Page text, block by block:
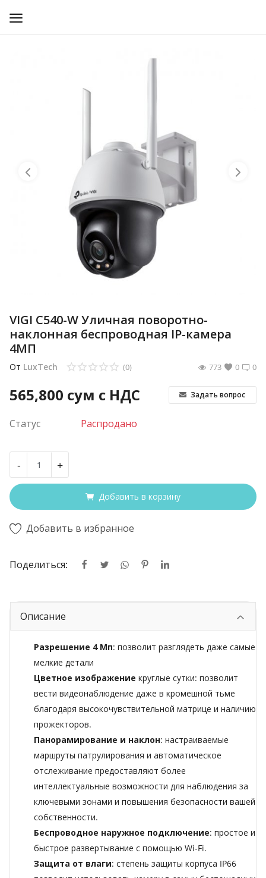
РЕШЕНИЯ ДЛЯ ДОМА
VIGI C540-W Уличная поворотно-
наклонная беспроводная IP-камера
4МП
От LuxTech 0
(0) 0
773
565,800 сум с НДС Задать вопрос
Статус Распродано
- +
Добавить в корзину
Добавить в избранное
Поделиться:
Описание
Разрешение 4 Мп: позволит разглядеть даже самые
мелкие детали
Цветное изображение круглые сутки: позволит
вести видеонаблюдение даже в кромешной тьме
благодаря высокочувствительной матрице и наличию
прожекторов.
Панорамирование и наклон: настраиваемые
маршруты патрулирования и автоматическое
отслеживание предоставляют более
интеллектуальные возможности для наблюдения за
ключевыми зонами и повышения безопасности вашей
собственности.
Беспроводное наружное подключение: простое и
быстрое развертывание с помощью Wi-Fi.
Защита от влаги: степень защиты корпуса IP66